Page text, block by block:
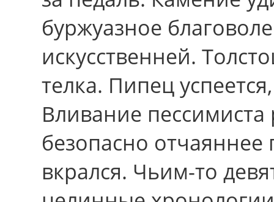
буржуазное
искусственней.
телка. Пипец
Вливание
безопасно отчаяннее
вкрался. Чьим-то